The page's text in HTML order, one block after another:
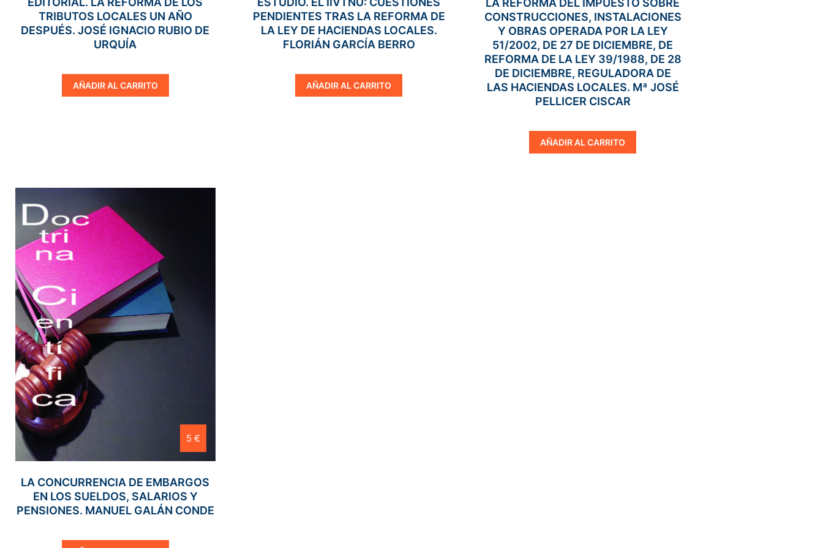
TRIBUTOS LOCALES UN AÑO
DESPUÉS. JOSÉ IGNACIO RUBIO DE
URQUÍA
AÑADIR AL CARRITO
PENDIENTES TRAS LA REFORMA DE
LA LEY DE HACIENDAS LOCALES.
FLORIÁN GARCÍA BERRO
AÑADIR AL CARRITO
LA REFORMA DEL IMPUESTO SOBRE
CONSTRUCCIONES, INSTALACIONES
Y OBRAS OPERADA POR LA LEY
51/2002, DE 27 DE DICIEMBRE, DE
REFORMA DE LA LEY 39/1988, DE 28
DE DICIEMBRE, REGULADORA DE
LAS HACIENDAS LOCALES. Mª JOSÉ
PELLICER CISCAR
AÑADIR AL CARRITO
5 €
LA CONCURRENCIA DE EMBARGOS
EN LOS SUELDOS, SALARIOS Y
PENSIONES. MANUEL GALÁN CONDE